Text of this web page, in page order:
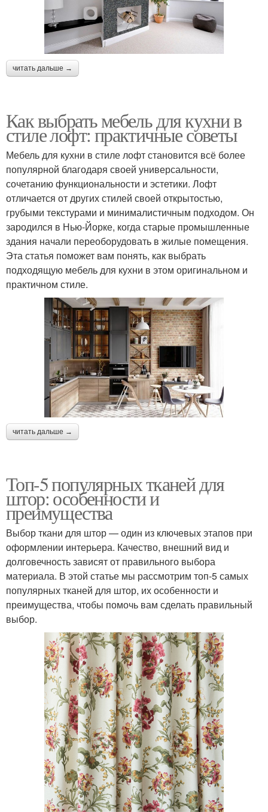
читать дальше →
Как выбрать мебель для кухни в
стиле лофт: практичные советы
Мебель для кухни в стиле лофт становится всё более
популярной благодаря своей универсальности,
сочетанию функциональности и эстетики. Лофт
отличается от других стилей своей открытостью,
грубыми текстурами и минималистичным подходом. Он
зародился в Нью-Йорке, когда старые промышленные
здания начали переоборудовать в жилые помещения.
Эта статья поможет вам понять, как выбрать
подходящую мебель для кухни в этом оригинальном и
практичном стиле.
читать дальше →
Топ-5 популярных тканей для
штор: особенности и
преимущества
Выбор ткани для штор — один из ключевых этапов при
оформлении интерьера. Качество, внешний вид и
долговечность зависят от правильного выбора
материала. В этой статье мы рассмотрим топ-5 самых
популярных тканей для штор, их особенности и
преимущества, чтобы помочь вам сделать правильный
выбор.